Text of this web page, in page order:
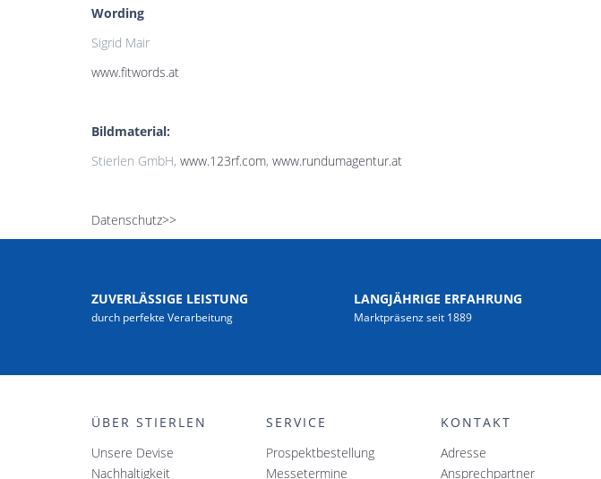
Wording
Sigrid Mair
www.fitwords.at
Bildmaterial:
Stierlen GmbH, www.123rf.com, www.rundumagentur.at
Datenschutz>>
ZUVERLÄSSIGE LEISTUNG
durch perfekte Verarbeitung
LANGJÄHRIGE ERFAHRUNG
Marktpräsenz seit 1889
ÜBER STIERLEN
Unsere Devise
Nachhaltigkeit
SERVICE
Prospektbestellung
Messetermine
KONTAKT
Adresse
Ansprechpartner